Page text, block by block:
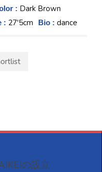
: Dark Brown
: 27'5cm Bio : dance
の設立